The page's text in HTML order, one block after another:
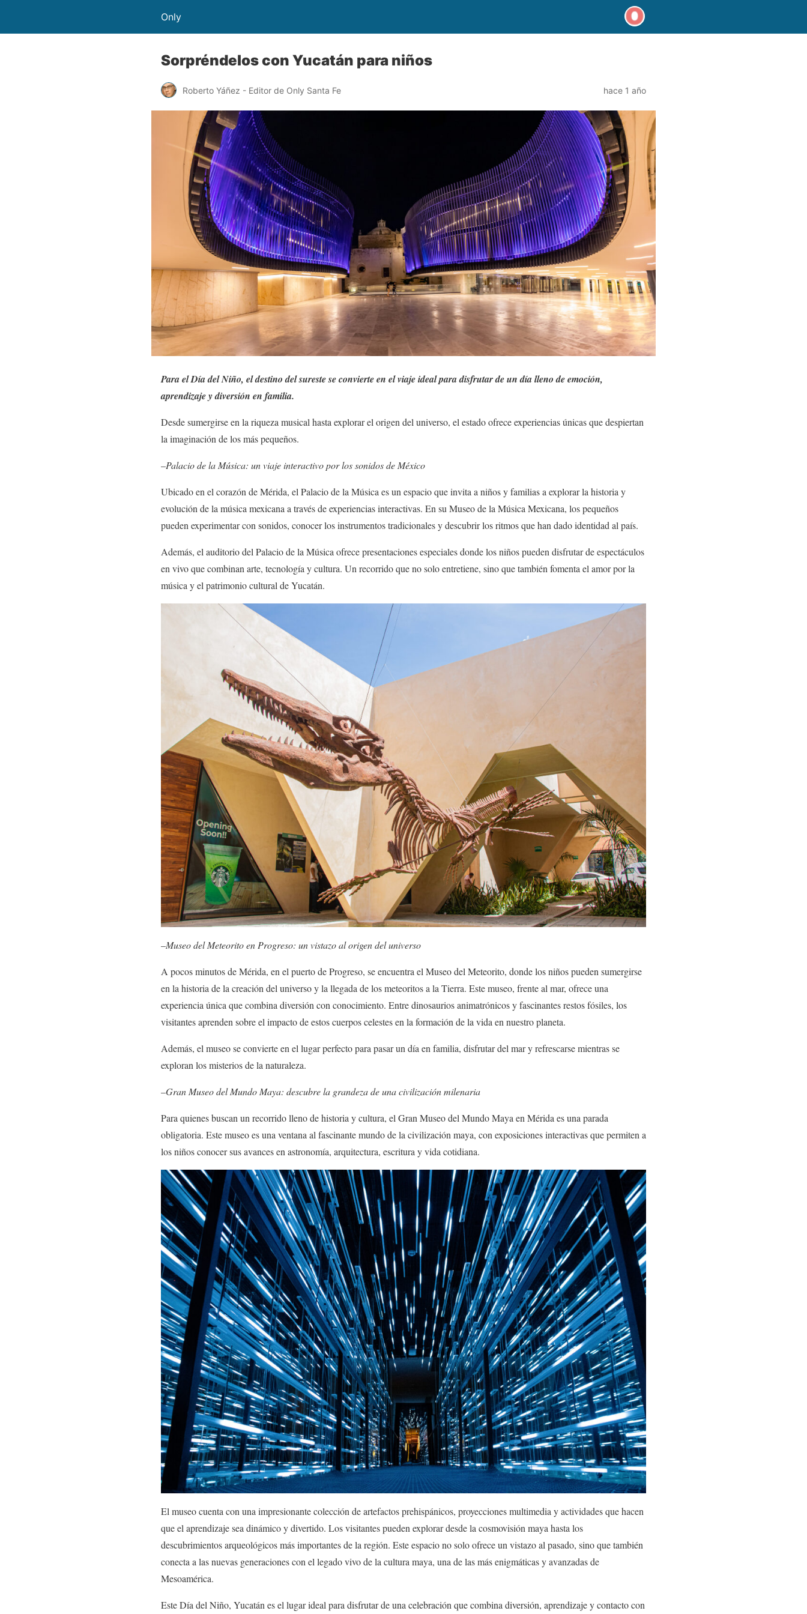
Only
Sorpréndelos con Yucatán para niños
Roberto Yáñez - Editor de Only Santa Fe hace 1 año
Para el Día del Niño, el destino del sureste se convierte en el viaje ideal para disfrutar de un día lleno de emoción,
aprendizaje y diversión en familia.
Desde sumergirse en la riqueza musical hasta explorar el origen del universo, el estado ofrece experiencias únicas que despiertan
la imaginación de los más pequeños.
–Palacio de la Música: un viaje interactivo por los sonidos de México
Ubicado en el corazón de Mérida, el Palacio de la Música es un espacio que invita a niños y familias a explorar la historia y
evolución de la música mexicana a través de experiencias interactivas. En su Museo de la Música Mexicana, los pequeños
pueden experimentar con sonidos, conocer los instrumentos tradicionales y descubrir los ritmos que han dado identidad al país.
Además, el auditorio del Palacio de la Música ofrece presentaciones especiales donde los niños pueden disfrutar de espectáculos
en vivo que combinan arte, tecnología y cultura. Un recorrido que no solo entretiene, sino que también fomenta el amor por la
música y el patrimonio cultural de Yucatán.
–Museo del Meteorito en Progreso: un vistazo al origen del universo
A pocos minutos de Mérida, en el puerto de Progreso, se encuentra el Museo del Meteorito, donde los niños pueden sumergirse
en la historia de la creación del universo y la llegada de los meteoritos a la Tierra. Este museo, frente al mar, ofrece una
experiencia única que combina diversión con conocimiento. Entre dinosaurios animatrónicos y fascinantes restos fósiles, los
visitantes aprenden sobre el impacto de estos cuerpos celestes en la formación de la vida en nuestro planeta.
Además, el museo se convierte en el lugar perfecto para pasar un día en familia, disfrutar del mar y refrescarse mientras se
exploran los misterios de la naturaleza.
–Gran Museo del Mundo Maya: descubre la grandeza de una civilización milenaria
Para quienes buscan un recorrido lleno de historia y cultura, el Gran Museo del Mundo Maya en Mérida es una parada
obligatoria. Este museo es una ventana al fascinante mundo de la civilización maya, con exposiciones interactivas que permiten a
los niños conocer sus avances en astronomía, arquitectura, escritura y vida cotidiana.
El museo cuenta con una impresionante colección de artefactos prehispánicos, proyecciones multimedia y actividades que hacen
que el aprendizaje sea dinámico y divertido. Los visitantes pueden explorar desde la cosmovisión maya hasta los
descubrimientos arqueológicos más importantes de la región. Este espacio no solo ofrece un vistazo al pasado, sino que también
conecta a las nuevas generaciones con el legado vivo de la cultura maya, una de las más enigmáticas y avanzadas de
Mesoamérica.
Este Día del Niño, Yucatán es el lugar ideal para disfrutar de una celebración que combina diversión, aprendizaje y contacto con